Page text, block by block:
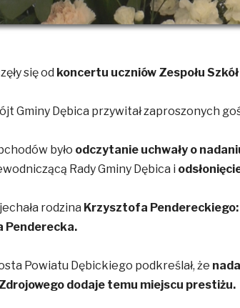
się od koncertu uczniów Zespołu
Gminy Dębica przywitał zaproszonych
było odczytanie uchwały o
Rady Gminy Dębica i
rodzina Krzysztofa Pendereckiego:
Penderecka.
Powiatu Dębickiego podkreślał, że
dodaje temu miejscu prestiżu.